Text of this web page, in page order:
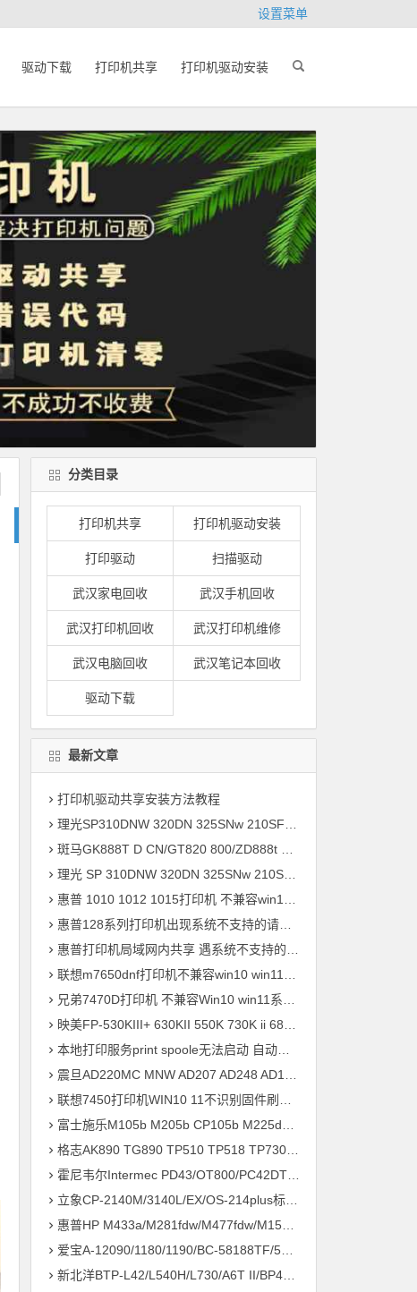
设置菜单
驱动下载 打印机共享 打印机驱动安装
分类目录
打印机共享 打印机驱动安装
打印驱动 扫描驱动
武汉家电回收 武汉手机回收
武汉打印机回收 武汉打印机维修
武汉电脑回收 武汉笔记本回收
驱动下载
最新文章
打印机驱动共享安装方法教程
理光SP310DNW 320DN 325SNw 210SF 201SF 330SN打印机驱动安装
斑马GK888T D CN/GT820 800/ZD888t 420 421t打印机驱动软件安装
理光 SP 310DNW 320DN 325SNw 210SF 201SF 330SN打印机驱动安装
惠普 1010 1012 1015打印机 不兼容win10 win11系统 安装不上打印机
惠普128系列打印机出现系统不支持的请求命令 完美解决方案
惠普打印机局域网内共享 遇系统不支持的请求命令 错误快速解决问题
联想m7650dnf打印机不兼容win10 win11系统 安装不上打印机驱动程序快速解决方案
兄弟7470D打印机 不兼容Win10 win11系统 驱动安装不上 升级兼容固件程序 快速解决方案
映美FP-530KIII+ 630KII 550K 730K ii 680K 830K打印机驱动安装
本地打印服务print spoole无法启动 自动掉线问题 快速解决方案
震旦AD220MC MNW AD207 AD248 AD181 AD239 ADC218打印机驱动安装
联想7450打印机WIN10 11不识别固件刷机驱动安装
富士施乐M105b M205b CP105b M225dw M218fw P355d打印机驱动安装
格志AK890 TG890 TP510 TP518 TP730 TP734 TP733打印机驱动安装
霍尼韦尔Intermec PD43/OT800/PC42DT打印机驱动安装问题远程解决方案
立象CP-2140M/3140L/EX/OS-214plus标签打印机驱动安装问题远程解决方案
惠普HP M433a/M281fdw/M477fdw/M154a/M126nw打印机驱动安装问题远程解决方案
爱宝A-12090/1180/1190/BC-58188TF/58186打印机驱动安装问题远程解决方案
新北洋BTP-L42/L540H/L730/A6T II/BP420/430打印机驱动安装问题远程解决方案